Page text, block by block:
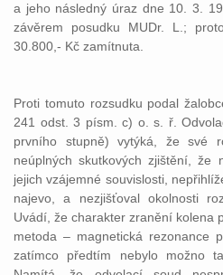
a jeho následný úraz dne 10. 3.
závěrem posudku MUDr. L.;
30.800,- Kč zamítnuta.
Proti tomuto rozsudku podal
241 odst. 3 písm. c) o. s. ř.
prvního stupně) vytýká, že své
neúplných skutkových zjištění, že
jejich vzájemné souvislosti,
najevo, a nezjišťoval okolnosti
Uvádí, že charakter zranění kolena
metoda – magnetická rezonance
zatímco předtím nebylo možno